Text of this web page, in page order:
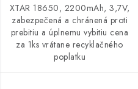
XTAR 18650, 2200mAh, 3,7V,
zabezpečená a chránená proti
prebitiu a úplnemu vybitiu cena
za 1ks vrátane recyklačného
poplatku